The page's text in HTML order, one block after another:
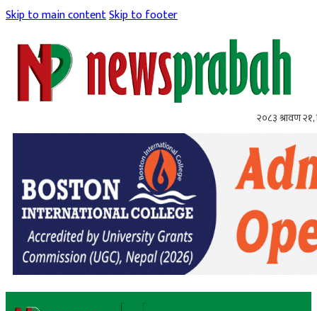
Skip to main contentSkip to footer
२०८३ श्रावण २१,